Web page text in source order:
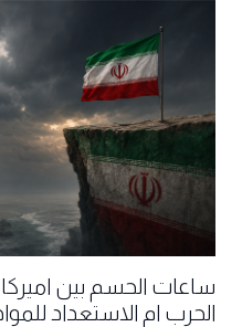
ساعات الحسم بين اميركا
الحرب ام الاستعداد